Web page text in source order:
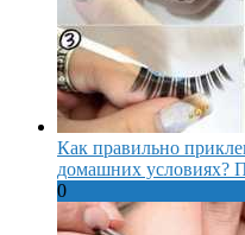
Как правильно
домашних условиях?
0